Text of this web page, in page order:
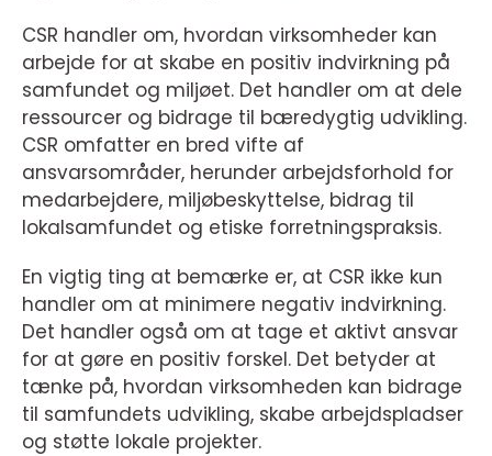
CSR handler om, hvordan virksomheder kan
arbejde for at skabe en positiv indvirkning på
samfundet og miljøet. Det handler om at dele
ressourcer og bidrage til bæredygtig udvikling.
CSR omfatter en bred vifte af
ansvarsområder, herunder arbejdsforhold for
medarbejdere, miljøbeskyttelse, bidrag til
lokalsamfundet og etiske forretningspraksis.
En vigtig ting at bemærke er, at CSR ikke kun
handler om at minimere negativ indvirkning.
Det handler også om at tage et aktivt ansvar
for at gøre en positiv forskel. Det betyder at
tænke på, hvordan virksomheden kan bidrage
til samfundets udvikling, skabe arbejdspladser
og støtte lokale projekter.